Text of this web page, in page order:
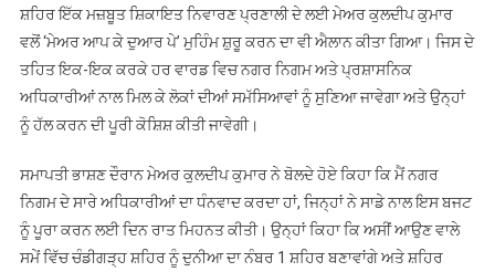
ਸ਼ਹਿਰ ਇੱਕ ਮਜ਼ਬੂਤ ਸ਼ਿਕਾਇਤ ਨਿਵਾਰਣ ਪ੍ਰਣਾਲੀ ਦੇ ਲਈ ਮੇਅਰ ਕੁਲਦੀਪ ਕੁਮਾਰ
ਵਲੋਂ ‘ਮੇਅਰ ਆਪ ਕੇ ਦੁਆਰ ਪੇ’ ਮੁਹਿੰਮ ਸ਼ੁਰੂ ਕਰਨ ਦਾ ਵੀ ਐਲਾਨ ਕੀਤਾ ਗਿਆ। ਜਿਸ ਦੇ
ਤਹਿਤ ਇਕ-ਇਕ ਕਰਕੇ ਹਰ ਵਾਰਡ ਵਿਚ ਨਗਰ ਨਿਗਮ ਅਤੇ ਪ੍ਰਸ਼ਾਸਨਿਕ
ਅਧਿਕਾਰੀਆਂ ਨਾਲ ਮਿਲ ਕੇ ਲੋਕਾਂ ਦੀਆਂ ਸਮੱਸਿਆਵਾਂ ਨੂੰ ਸੁਣਿਆ ਜਾਵੇਗਾ ਅਤੇ ਉਨ੍ਹਾਂ
ਨੂੰ ਹੱਲ ਕਰਨ ਦੀ ਪੂਰੀ ਕੋਸ਼ਿਸ਼ ਕੀਤੀ ਜਾਵੇਗੀ।
ਸਮਾਪਤੀ ਭਾਸ਼ਣ ਦੌਰਾਨ ਮੇਅਰ ਕੁਲਦੀਪ ਕੁਮਾਰ ਨੇ ਬੋਲਦੇ ਹੋਏ ਕਿਹਾ ਕਿ ਮੈਂ ਨਗਰ
ਨਿਗਮ ਦੇ ਸਾਰੇ ਅਧਿਕਾਰੀਆਂ ਦਾ ਧੰਨਵਾਦ ਕਰਦਾ ਹਾਂ, ਜਿਨ੍ਹਾਂ ਨੇ ਸਾਡੇ ਨਾਲ ਇਸ ਬਜਟ
ਨੂੰ ਪੂਰਾ ਕਰਨ ਲਈ ਦਿਨ ਰਾਤ ਮਿਹਨਤ ਕੀਤੀ। ਉਨ੍ਹਾਂ ਕਿਹਾ ਕਿ ਅਸੀਂ ਆਉਣ ਵਾਲੇ
ਸਮੇਂ ਵਿੱਚ ਚੰਡੀਗੜ੍ਹ ਸ਼ਹਿਰ ਨੂੰ ਦੁਨੀਆ ਦਾ ਨੰਬਰ 1 ਸ਼ਹਿਰ ਬਣਾਵਾਂਗੇ ਅਤੇ ਸ਼ਹਿਰ